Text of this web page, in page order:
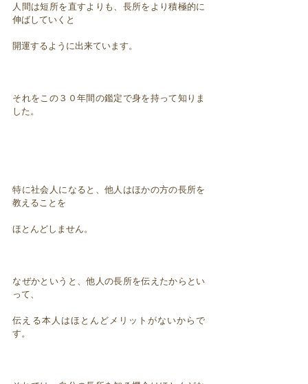
人間は短所を直すよりも、長所をより積極的に
伸ばしていくと
開運するように出来ています。
それをこの３０年間の鑑定で身を持って知りま
した。
特に社会人になると、他人はほかの方の長所を
教えることを
ほとんどしません。
なぜかというと、他人の長所を伝えたからとい
って、
伝える本人はほとんどメリットがないからで
す。